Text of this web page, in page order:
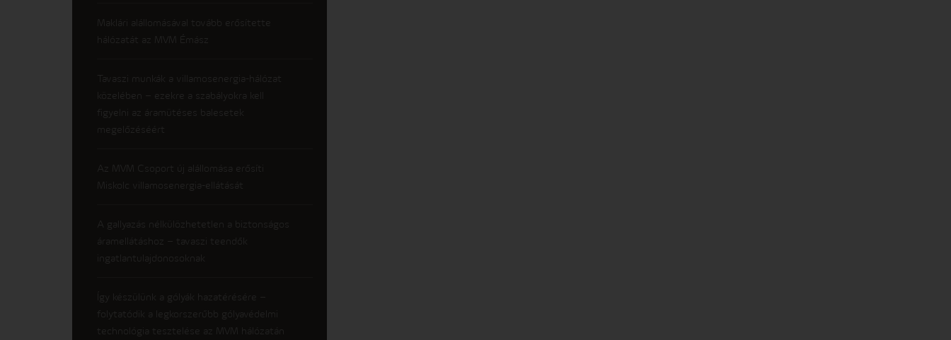
Maklári alállomásával tovább erősítette
hálózatát az MVM Émász
Tavaszi munkák a villamosenergia-hálózat
közelében – ezekre a szabályokra kell
figyelni az áramütéses balesetek
megelőzéséért
Az MVM Csoport új alállomása erősíti
Miskolc villamosenergia-ellátását
A gallyazás nélkülözhetetlen a biztonságos
áramellátáshoz – tavaszi teendők
ingatlantulajdonosoknak
Így készülünk a gólyák hazatérésére –
folytatódik a legkorszerűbb gólyavédelmi
technológia tesztelése az MVM hálózatán